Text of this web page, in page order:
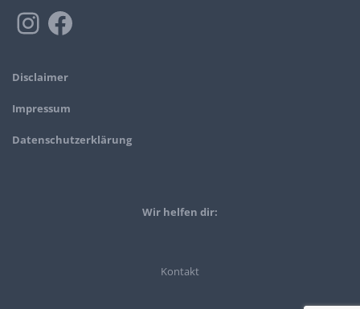
Disclaimer
Impressum
Datenschutzerklärung
Wir helfen dir:
Kontakt